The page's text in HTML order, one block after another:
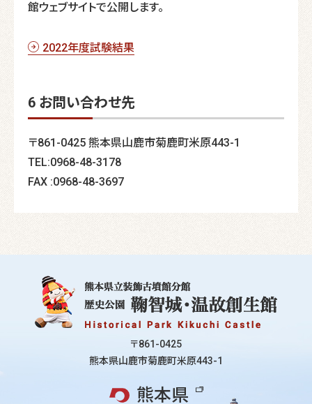
館ウェブサイトで公開します。
2022年度試験結果
6 お問い合わせ先
〒861-0425 熊本県山鹿市菊鹿町米原443-1
TEL:0968-48-3178
FAX :0968-48-3697
〒861-0425
熊本県山鹿市菊鹿町米原443-1
熊本県